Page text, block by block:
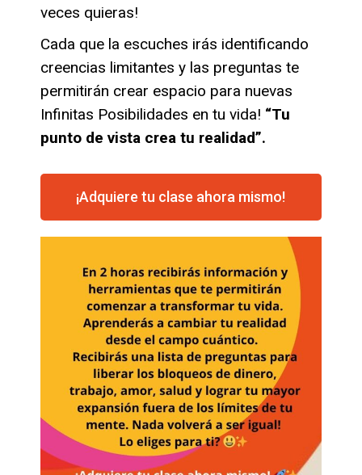
veces quieras!
Cada que la escuches irás identificando
creencias limitantes y las preguntas te
permitirán crear espacio para nuevas
Infinitas Posibilidades en tu vida! “Tu
punto de vista crea tu realidad”.
¡Adquiere tu clase ahora mismo!